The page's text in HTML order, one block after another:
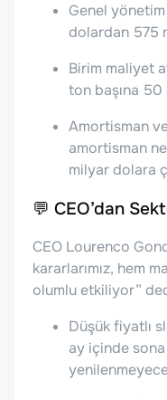
Genel
dolardan 575
Birim maliyet
ton başına
Amortisman
amortisman
milyar dolara
💬 CEO’dan
CEO Lourenco
kararlarımız, hem
olumlu etkiliyor”
Düşük fiyatlı
ay içinde